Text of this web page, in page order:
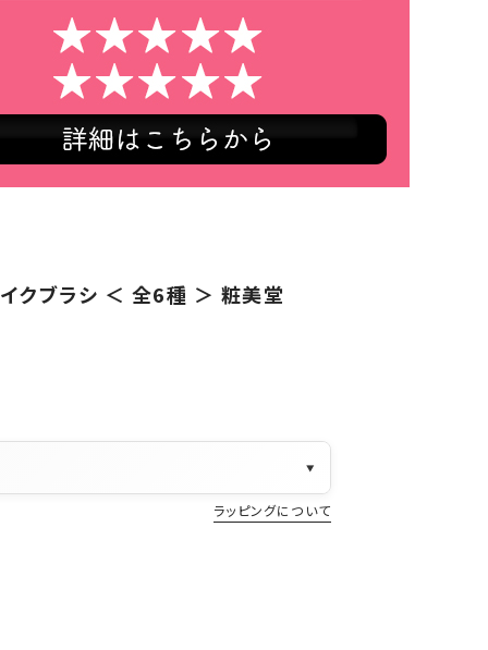
クブラシ ＜ 全6種 ＞ 粧美堂
▼
ラッピングについて